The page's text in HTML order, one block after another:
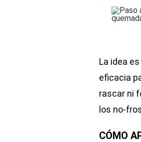
La idea
eficacia
rascar ni
los no-
CÓMO